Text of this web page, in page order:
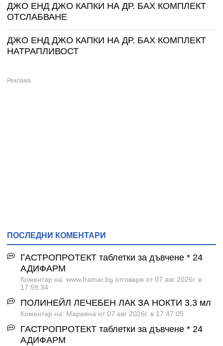
ДЖО ЕНД ДЖО КАПКИ НА ДР. БАХ КОМПЛЕКТ
ОТСЛАБВАНЕ
ДЖО ЕНД ДЖО КАПКИ НА ДР. БАХ КОМПЛЕКТ
НАТРАПЛИВОСТ
ПОСЛЕДНИ КОМЕНТАРИ
ГАСТРОПРОТЕКТ таблетки за дъвчене * 24
АДИФАРМ
Коментар на: www.framar.bg отговаря от 07 авг 2026г. в
17:59:34
ПОЛИНЕЙЛ ЛЕЧЕБЕН ЛАК ЗА НОКТИ 3.3 мл
Коментар на: Марияна от 07 авг 2026г. в 17:47:05
ГАСТРОПРОТЕКТ таблетки за дъвчене * 24
АДИФАРМ